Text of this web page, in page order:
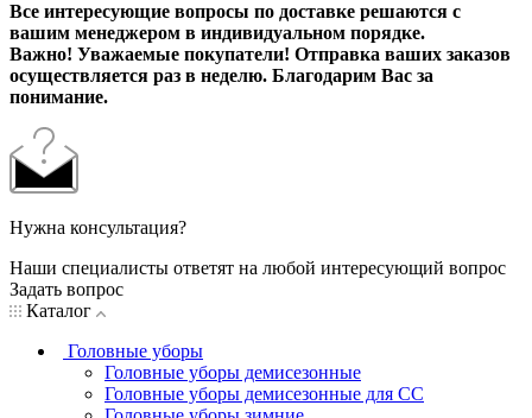
Все интересующие вопросы по доставке решаются с
вашим менеджером в индивидуальном порядке.
Важно! Уважаемые покупатели! Отправка ваших заказов
осуществляется раз в неделю. Благодарим Вас за
понимание.
Нужна консультация?
Наши специалисты ответят на любой интересующий вопрос
Задать вопрос
Каталог
Головные уборы
Головные уборы демисезонные
Головные уборы демисезонные для СС